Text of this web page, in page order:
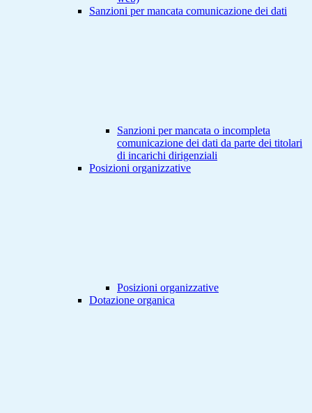
Sanzioni per mancata comunicazione dei dati
Sanzioni per mancata o incompleta
comunicazione dei dati da parte dei titolari
di incarichi dirigenziali
Posizioni organizzative
Posizioni organizzative
Dotazione organica